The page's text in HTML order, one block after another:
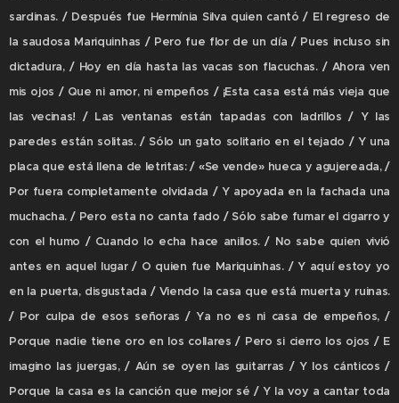
sardinas. / Después fue Hermínia Silva quien cantó / El regreso de
la saudosa Mariquinhas / Pero fue flor de un día / Pues incluso sin
dictadura, / Hoy en día hasta las vacas son flacuchas. / Ahora ven
mis ojos / Que ni amor, ni empeños / ¡Esta casa está más vieja que
las vecinas! / Las ventanas están tapadas con ladrillos / Y las
paredes están solitas. / Sólo un gato solitario en el tejado / Y una
placa que está llena de letritas: / «Se vende» hueca y agujereada, /
Por fuera completamente olvidada / Y apoyada en la fachada una
muchacha. / Pero esta no canta fado / Sólo sabe fumar el cigarro y
con el humo / Cuando lo echa hace anillos. / No sabe quien vivió
antes en aquel lugar / O quien fue Mariquinhas. / Y aquí estoy yo
en la puerta, disgustada / Viendo la casa que está muerta y ruinas.
/ Por culpa de esos señoras / Ya no es ni casa de empeños, /
Porque nadie tiene oro en los collares / Pero si cierro los ojos / E
imagino las juergas, / Aún se oyen las guitarras / Y los cánticos /
Porque la casa es la canción que mejor sé / Y la voy a cantar toda